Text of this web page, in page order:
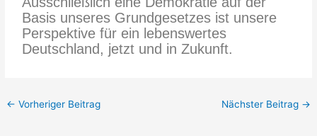
Basis unseres Grundgesetzes ist unsere
Perspektive für ein lebenswertes
Deutschland, jetzt und in Zukunft.
← Vorheriger Beitrag Nächster Beitrag →